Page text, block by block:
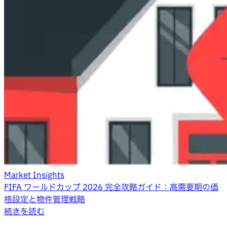
Market Insights
FIFA ワールドカップ 2026 完全攻略ガイド：高需要期の価
格設定と物件管理戦略
続きを読む